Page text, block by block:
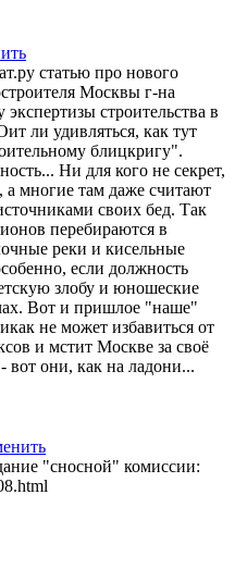
статью про нового
Москвы г-на
строительства в
ли удивляться, как тут
блицкригу".
Ни для кого не секрет,
а многие там даже считают
своих бед. Так
перебираются в
реки и кисельные
если должность
злобу и юношеские
Вот и пришлое "наше"
не может избавиться от
и мстит Москве за своё
вот они, как на ладони...
"сносной" комиссии: